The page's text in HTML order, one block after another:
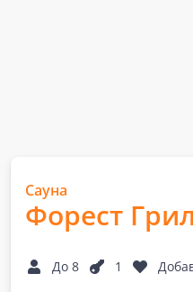
Сауна
Форест
До 8 1